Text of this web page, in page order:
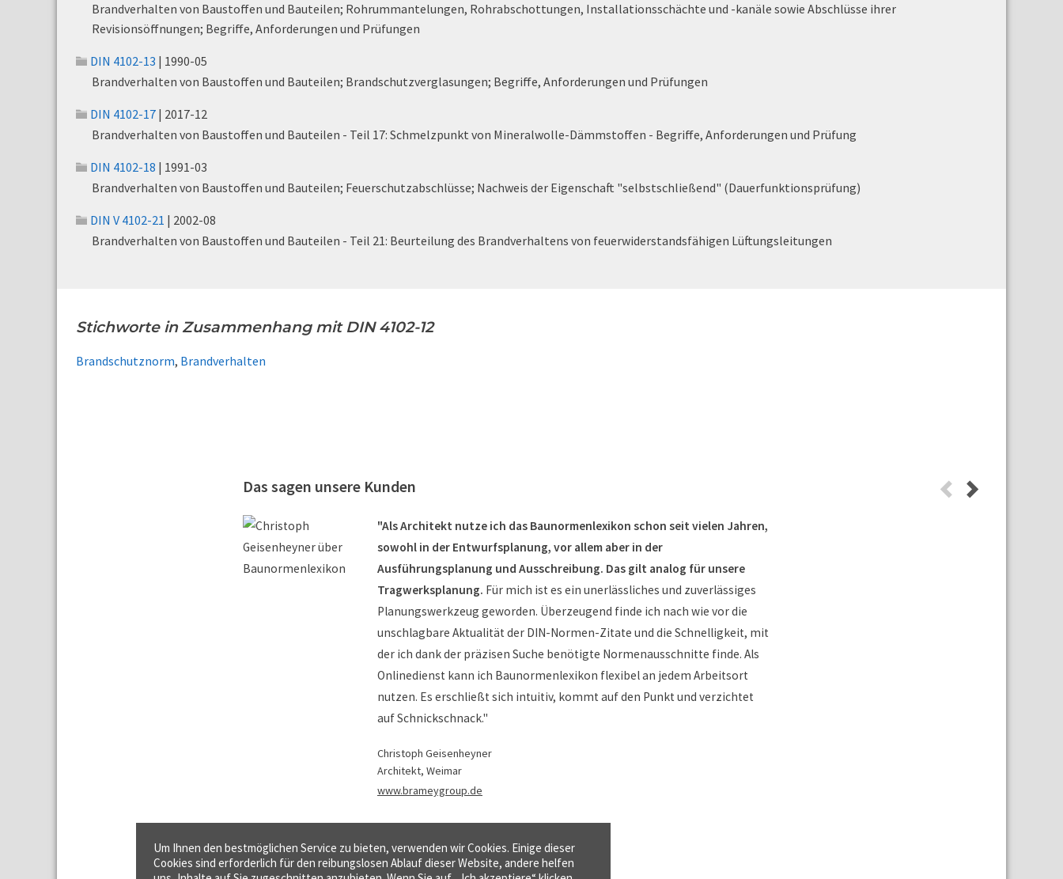
Brandverhalten von Baustoffen und Bauteilen; Rohrummantelungen, Rohrabschottungen, Installationsschächte und -kanäle sowie Abschlüsse ihrer
Revisionsöffnungen; Begriffe, Anforderungen und Prüfungen
DIN 4102-13 | 1990-05
Brandverhalten von Baustoffen und Bauteilen; Brandschutzverglasungen; Begriffe, Anforderungen und Prüfungen
DIN 4102-17 | 2017-12
Brandverhalten von Baustoffen und Bauteilen - Teil 17: Schmelzpunkt von Mineralwolle-Dämmstoffen - Begriffe, Anforderungen und Prüfung
DIN 4102-18 | 1991-03
Brandverhalten von Baustoffen und Bauteilen; Feuerschutzabschlüsse; Nachweis der Eigenschaft "selbstschließend" (Dauerfunktionsprüfung)
DIN V 4102-21 | 2002-08
Brandverhalten von Baustoffen und Bauteilen - Teil 21: Beurteilung des Brandverhaltens von feuerwiderstandsfähigen Lüftungsleitungen
Stichworte in Zusammenhang mit DIN 4102-12
Brandschutznorm, Brandverhalten
Das sagen unsere Kunden
"Als Architekt nutze ich das Baunormenlexikon schon seit vielen Jahren,
sowohl in der Entwurfsplanung, vor allem aber in der
Ausführungsplanung und Ausschreibung. Das gilt analog für unsere
Tragwerksplanung. Für mich ist es ein unerlässliches und zuverlässiges
Planungswerkzeug geworden. Überzeugend finde ich nach wie vor die
unschlagbare Aktualität der DIN-Normen-Zitate und die Schnelligkeit, mit
der ich dank der präzisen Suche benötigte Normenausschnitte finde. Als
Onlinedienst kann ich Baunormenlexikon flexibel an jedem Arbeitsort
nutzen. Es erschließt sich intuitiv, kommt auf den Punkt und verzichtet
auf Schnickschnack."
Christoph Geisenheyner
Architekt, Weimar
www.brameygroup.de
Um Ihnen den bestmöglichen Service zu bieten, verwenden wir Cookies. Einige dieser
Cookies sind erforderlich für den reibungslosen Ablauf dieser Website, andere helfen